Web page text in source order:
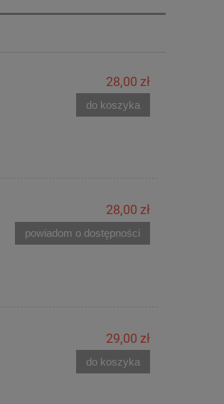
28,00 zł
do koszyka
28,00 zł
powiadom o dostępności
29,00 zł
do koszyka